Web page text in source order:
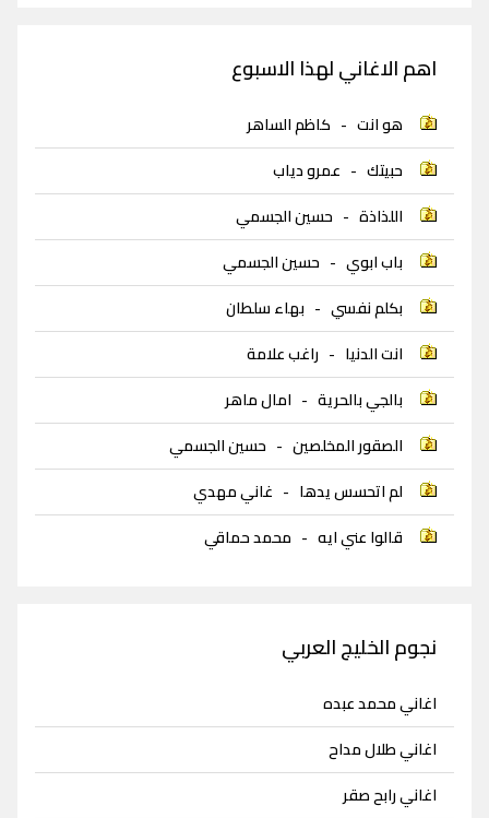
اهم الاغاني لهذا الاسبوع
هو انت - كاظم الساهر
حبيتك - عمرو دياب
اللذاذة - حسين الجسمي
باب ابوي - حسين الجسمي
بكلم نفسي - بهاء سلطان
انت الدنيا - راغب علامة
بالجي بالحرية - امال ماهر
الصقور المخلصين - حسين الجسمي
لم اتحسس يدها - غاني مهدي
قالوا عني ايه - محمد حماقي
نجوم الخليج العربي
اغاني محمد عبده
اغاني طلال مداح
اغاني رابح صقر